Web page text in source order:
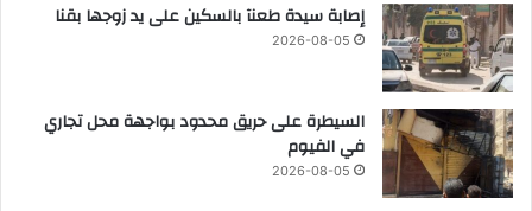
إصابة سيدة طعنآ بالسكين على يد زوجها بقنا
2026-08-05
السيطرة على حريق محدود بواجهة محل تجاري
في الفيوم
2026-08-05